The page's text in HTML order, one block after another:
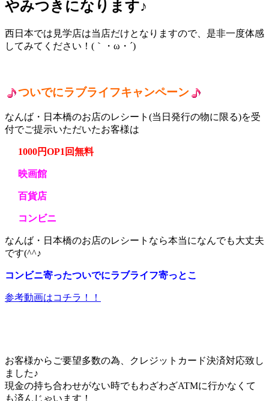
やみつきになります♪
西日本では見学店は当店だけとなりますので、是非一度体感
してみてください！(｀・ω・´)
ついでにラブライフキャンペーン
なんば・日本橋のお店のレシート(当日発行の物に限る)を受
付でご提示いただいたお客様は
1000円OP1回無料
映画館
百貨店
コンビニ
なんば・日本橋のお店のレシートなら本当になんでも大丈夫
です(^^♪
コンビニ寄ったついでにラブライフ寄っとこ
参考動画はコチラ！！
お客様からご要望多数の為、クレジットカード決済対応致し
ました♪
現金の持ち合わせがない時でもわざわざATMに行かなくて
も済んじゃいます！